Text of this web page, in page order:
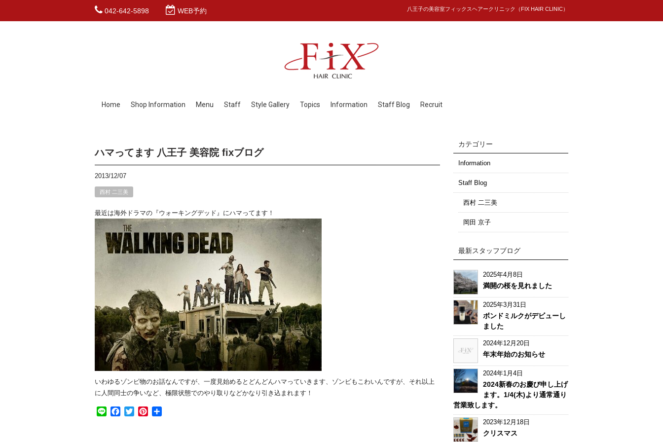
042-642-5898 WEB予約 八王子の美容室フィックスヘアークリニック（FIX HAIR CLINIC）
Home Shop Information Menu Staff Style Gallery Topics Information Staff Blog Recruit
ハマってます 八王子 美容院 fixブログ
2013/12/07
西村 二三美
最近は海外ドラマの『ウォーキングデッド』にハマってます！
いわゆるゾンビ物のお話なんですが、一度見始めるとどんどんハマっていきます、ゾンビもこわいんですが、それ以上
に人間同士の争いなど、極限状態でのやり取りなどかなり引き込まれます！
Line Facebook
TwitterPinterest
カテゴリー
Information
Staff Blog
西村 二三美
岡田 京子
最新スタッフブログ
2025年4月8日
満開の桜を見れました
2025年3月31日
ボンドミルクがデビューし
ました
2024年12月20日
年末年始のお知らせ
2024年1月4日
2024新春のお慶び申し上げ
ます。1/4(木)より通常通り
営業致します。
2023年12月18日
クリスマス